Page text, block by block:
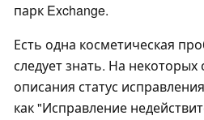
парк Exchange.
Есть одна косметическая
следует знать. На некоторых
описания статус
как "Исправление